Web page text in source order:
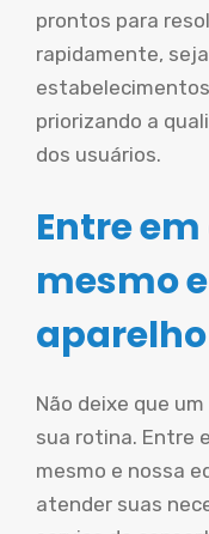
prontos para
rapidamente,
priorizando a
dos usuários.
Entre
mesmo
aparelho
Não deixe que
sua rotina. Entre
mesmo e nossa
atender suas